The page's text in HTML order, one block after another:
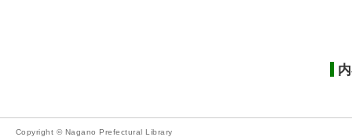
Copyright © Nagano Prefectural Library